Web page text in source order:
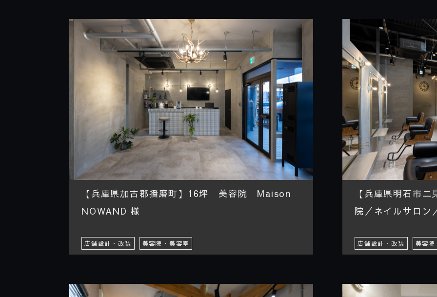
【兵庫県加古郡播磨町】16坪 美容院 Maison
NOWAND 様
店舗設計・改装 美容院・美容室
【兵庫県明石市
院／ネイルサロン
店舗設計・改装 美容